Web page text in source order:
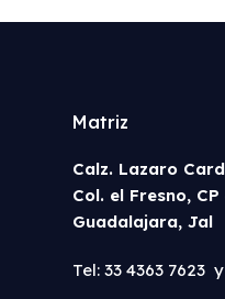
Matriz
Calz. Lazaro
Col. el Fresno,
Guadalajara, Jal
Tel: 33 4363 7623